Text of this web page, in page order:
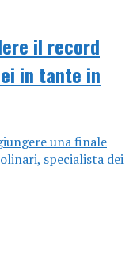
il record
in tante in
una finale
specialista dei